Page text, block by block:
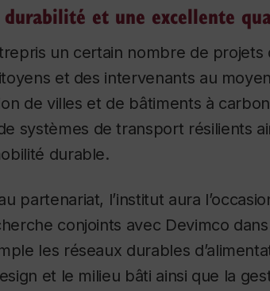
et une excellente
un certain nombre de projets
et des intervenants au
de villes et de bâtiments à
systèmes de transport résilients
durable.
partenariat, l’institut aura
conjoints avec Devimco
les réseaux durables
et le milieu bâti ainsi que la